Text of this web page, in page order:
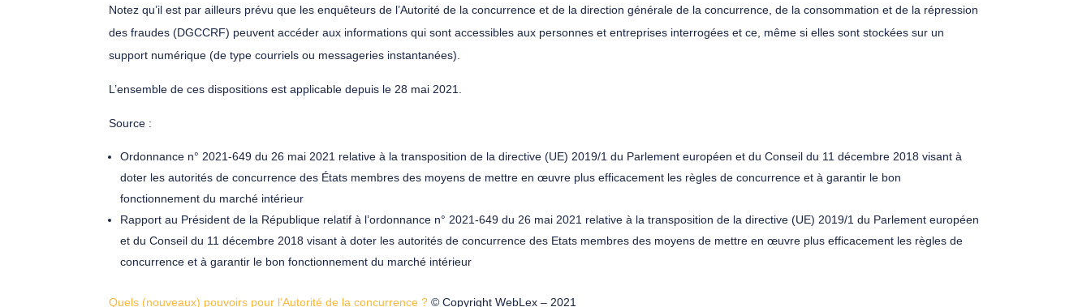
Notez qu’il est par ailleurs prévu que les enquêteurs de l’Autorité de la concurrence et de la direction générale de la concurrence, de la consommation et de la répression
des fraudes (DGCCRF) peuvent accéder aux informations qui sont accessibles aux personnes et entreprises interrogées et ce, même si elles sont stockées sur un
support numérique (de type courriels ou messageries instantanées).
L’ensemble de ces dispositions est applicable depuis le 28 mai 2021.
Source :
Ordonnance n° 2021-649 du 26 mai 2021 relative à la transposition de la directive (UE) 2019/1 du Parlement européen et du Conseil du 11 décembre 2018 visant à
doter les autorités de concurrence des États membres des moyens de mettre en œuvre plus efficacement les règles de concurrence et à garantir le bon
fonctionnement du marché intérieur
Rapport au Président de la République relatif à l’ordonnance n° 2021-649 du 26 mai 2021 relative à la transposition de la directive (UE) 2019/1 du Parlement européen
et du Conseil du 11 décembre 2018 visant à doter les autorités de concurrence des Etats membres des moyens de mettre en œuvre plus efficacement les règles de
concurrence et à garantir le bon fonctionnement du marché intérieur
Quels (nouveaux) pouvoirs pour l’Autorité de la concurrence ? © Copyright WebLex – 2021